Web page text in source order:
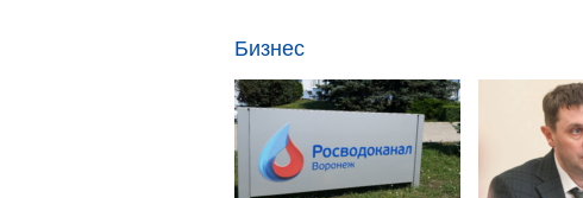
Бизнес